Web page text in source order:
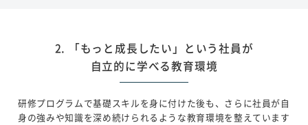
2. 「もっと成長したい」という社員が
自立的に学べる教育環境
研修プログラムで基礎スキルを身に付けた後も、さらに社員が自
身の強みや知識を深め続けられるような教育環境を整えています